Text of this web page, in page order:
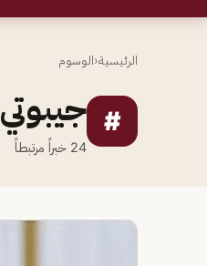
الرئيسية‹الوسوم
# جيبوتي
24 خبراً مرتبطاً